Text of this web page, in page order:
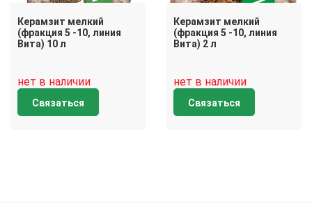
Керамзит мелкий
(фракция 5 -10, линия
Вита) 10 л
нет в наличии
Связаться
Керамзит мелкий
(фракция 5 -10, линия
Вита) 2 л
нет в наличии
Связаться